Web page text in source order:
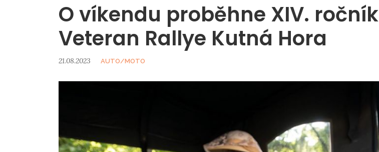
O víkendu proběhne XIV. ročník
Veteran Rallye Kutná Hora
21.08.2023 AUTO/MOTO